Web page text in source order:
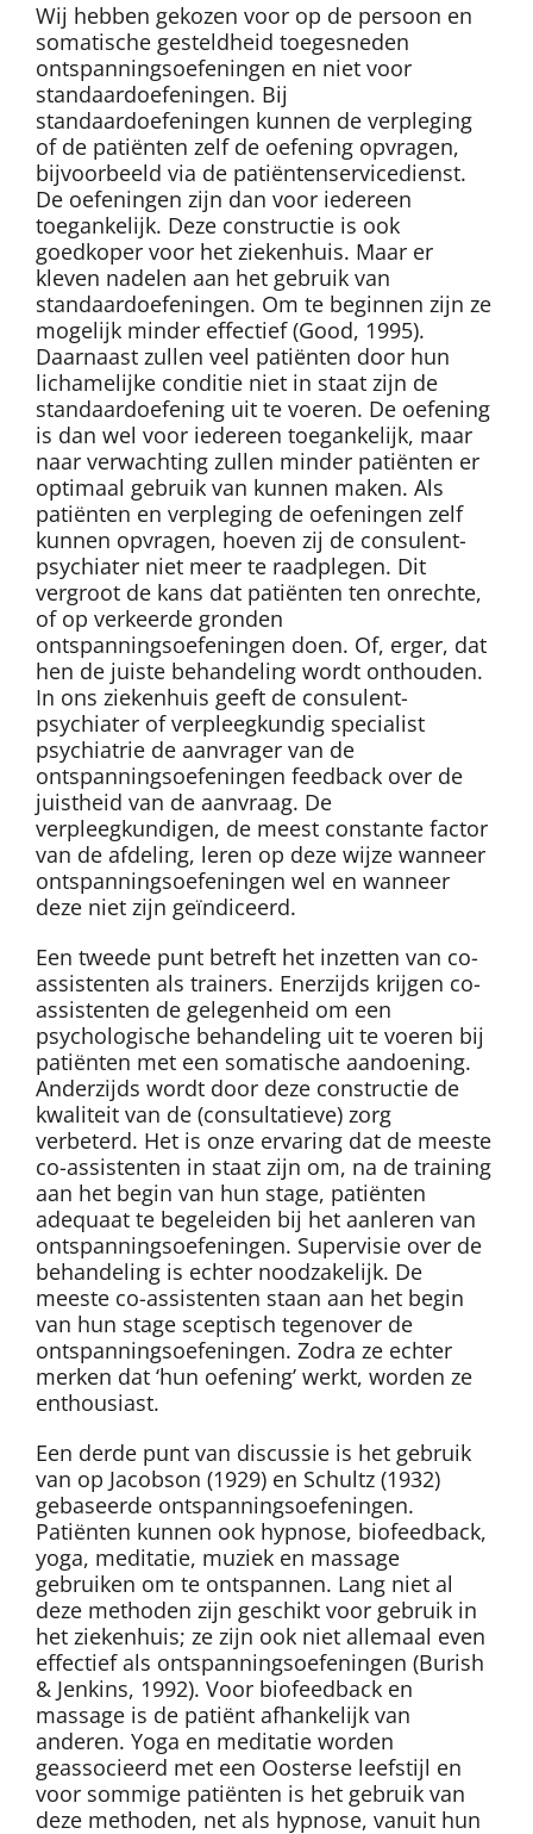
Wij hebben gekozen voor op de persoon en
somatische gesteldheid toegesneden
ontspanningsoefeningen en niet voor
standaardoefeningen. Bij
standaardoefeningen kunnen de verpleging
of de patiënten zelf de oefening opvragen,
bijvoorbeeld via de patiëntenservicedienst.
De oefeningen zijn dan voor iedereen
toegankelijk. Deze constructie is ook
goedkoper voor het ziekenhuis. Maar er
kleven nadelen aan het gebruik van
standaardoefeningen. Om te beginnen zijn ze
mogelijk minder effectief (Good, 1995).
Daarnaast zullen veel patiënten door hun
lichamelijke conditie niet in staat zijn de
standaardoefening uit te voeren. De oefening
is dan wel voor iedereen toegankelijk, maar
naar verwachting zullen minder patiënten er
optimaal gebruik van kunnen maken. Als
patiënten en verpleging de oefeningen zelf
kunnen opvragen, hoeven zij de consulent-
psychiater niet meer te raadplegen. Dit
vergroot de kans dat patiënten ten onrechte,
of op verkeerde gronden
ontspanningsoefeningen doen. Of, erger, dat
hen de juiste behandeling wordt onthouden.
In ons ziekenhuis geeft de consulent-
psychiater of verpleegkundig specialist
psychiatrie de aanvrager van de
ontspanningsoefeningen feedback over de
juistheid van de aanvraag. De
verpleegkundigen, de meest constante factor
van de afdeling, leren op deze wijze wanneer
ontspanningsoefeningen wel en wanneer
deze niet zijn geïndiceerd.
Een tweede punt betreft het inzetten van co-
assistenten als trainers. Enerzijds krijgen co-
assistenten de gelegenheid om een
psychologische behandeling uit te voeren bij
patiënten met een somatische aandoening.
Anderzijds wordt door deze constructie de
kwaliteit van de (consultatieve) zorg
verbeterd. Het is onze ervaring dat de meeste
co-assistenten in staat zijn om, na de training
aan het begin van hun stage, patiënten
adequaat te begeleiden bij het aanleren van
ontspanningsoefeningen. Supervisie over de
behandeling is echter noodzakelijk. De
meeste co-assistenten staan aan het begin
van hun stage sceptisch tegenover de
ontspanningsoefeningen. Zodra ze echter
merken dat ‘hun oefening’ werkt, worden ze
enthousiast.
Een derde punt van discussie is het gebruik
van op Jacobson (1929) en Schultz (1932)
gebaseerde ontspanningsoefeningen.
Patiënten kunnen ook hypnose, biofeedback,
yoga, meditatie, muziek en massage
gebruiken om te ontspannen. Lang niet al
deze methoden zijn geschikt voor gebruik in
het ziekenhuis; ze zijn ook niet allemaal even
effectief als ontspanningsoefeningen (Burish
& Jenkins, 1992). Voor biofeedback en
massage is de patiënt afhankelijk van
anderen. Yoga en meditatie worden
geassocieerd met een Oosterse leefstijl en
voor sommige patiënten is het gebruik van
deze methoden, net als hypnose, vanuit hun